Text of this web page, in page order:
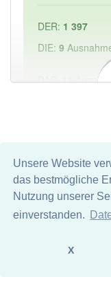
Unsere Website
das bestmögliche
Nutzung unserer
einverstanden.
X
DER: 1 397
DIE: 9
DAS:11
Häufigkeit: 2
Wörter mit
anderen Artikel:
92% unserer
Wir übernehmen
Richtigkeit und